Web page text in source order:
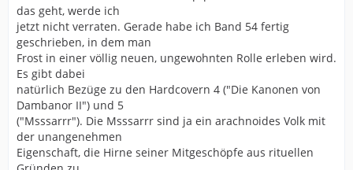
das geht, werde ich
jetzt nicht verraten. Gerade habe ich Band 54 fertig
geschrieben, in dem man
Frost in einer völlig neuen, ungewohnten Rolle erleben wird.
Es gibt dabei
natürlich Bezüge zu den Hardcovern 4 ("Die Kanonen von
Dambanor II") und 5
("Msssarrr"). Die Msssarrr sind ja ein arachnoides Volk mit
der unangenehmen
Eigenschaft, die Hirne seiner Mitgeschöpfe aus rituellen